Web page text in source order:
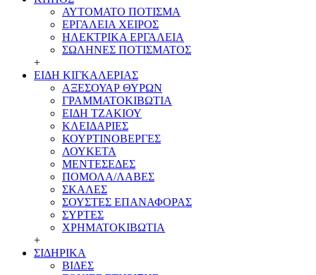
ΑΥΤΟΜΑΤΟ ΠΟΤΙΣΜΑ
ΕΡΓΑΛΕΙΑ ΧΕΙΡΟΣ
ΗΛΕΚΤΡΙΚΑ ΕΡΓΑΛΕΙΑ
ΣΩΛΗΝΕΣ ΠΟΤΙΣΜΑΤΟΣ
+
ΕΙΔΗ ΚΙΓΚΑΛΕΡΙΑΣ
ΑΞΕΣΟΥΑΡ ΘΥΡΩΝ
ΓΡΑΜMΑΤΟΚΙΒΩΤΙΑ
ΕΙΔΗ ΤΖΑΚΙΟΥ
ΚΛΕΙΔΑΡΙΕΣ
ΚΟΥΡΤΙΝΟΒΕΡΓΕΣ
ΛΟΥΚΕΤΑ
ΜΕΝΤΕΣΕΔΕΣ
ΠΟΜΟΛΑ/ΛΑΒΕΣ
ΣΚΑΛΕΣ
ΣΟΥΣΤΕΣ ΕΠΑΝΑΦΟΡΑΣ
ΣΥΡΤΕΣ
ΧΡΗΜΑΤΟΚΙΒΩΤΙΑ
+
ΣΙΔΗΡΙΚΑ
ΒΙΔΕΣ